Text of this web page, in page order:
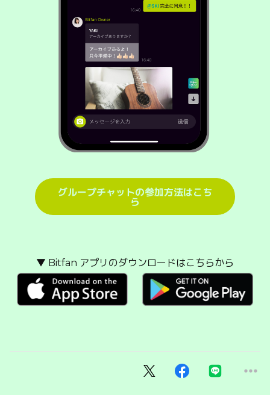
グループチャットの参加方法はこち
ら
▼ Bitfan アプリのダウンロードはこちらから